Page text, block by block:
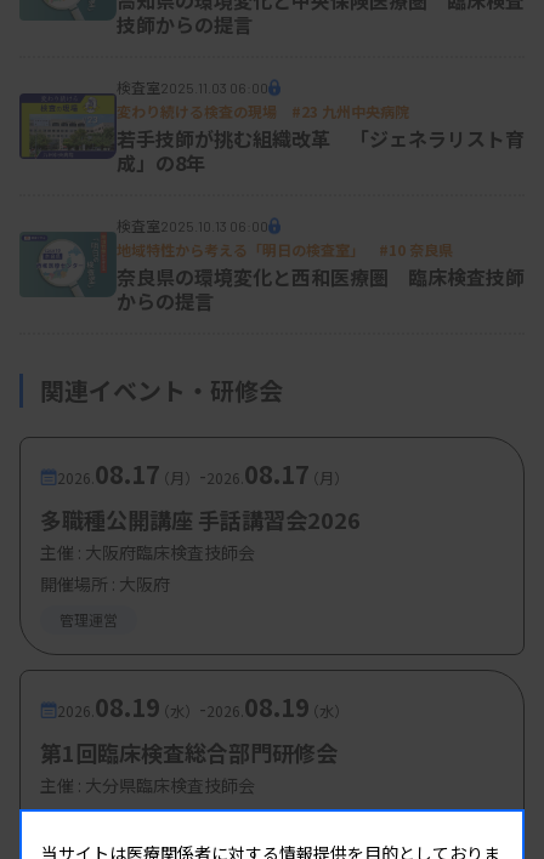
ー」の重要性。インクルーシブリーダーとは、「多
様な価値観を大切にしながら、組織の方針や目標を
明確に伝え、スタッフを巻き込んでいく存在」を指
を果たすことに期待を示し、彼らが心理的安全性を
確保し、公平な意思決定を行うことでチームの結束
が高まり、目標達成に向けた推進力となると述べ
インクルーシブリーダーが組織にいることの効果と
して、革新的なアイデアの創出や、組織への帰属意
識の高まりによる離職率の低下などを語った。
技師からの提言
検査室2025.11.03 06:00
変わり続ける検査の現場 #23 九州中央病院
若手技師が挑む組織改革 「ジェネラリスト育
成」の8年
検査室2025.10.13 06:00
地域特性から考える「明日の検査室」 #10 奈良県
奈良県の環境変化と西和医療圏 臨床検査技師
からの提言
関連イベント・研修会
2026. 08.17（月） -2026. 08.17（月）
多職種公開講座 手話講習会2026
主催 : 大阪府臨床検査技師会
開催場所 : 大阪府
管理運営
2026. 08.19（水） -2026. 08.19（水）
第1回臨床検査総合部門研修会
主催 : 大分県臨床検査技師会
開催場所 : WEB
管理運営
当サイトは医療関係者に対する情報提供を目的としておりま